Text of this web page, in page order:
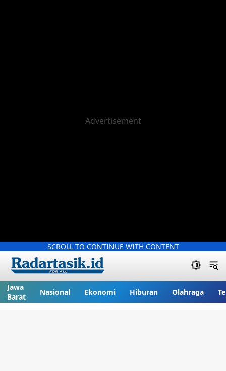
SCROLL TO CONTINUE WITH CONTENT
Jawa
Barat
Nasional Ekonomi Hiburan Olahraga